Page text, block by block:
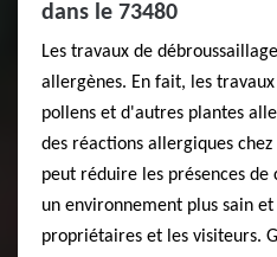
dans le 73480
Les travaux de
allergènes. En fait, les
pollens et d'autres plantes
des réactions allergiques
peut réduire les présences
un environnement plus sain
propriétaires et les visiteurs.